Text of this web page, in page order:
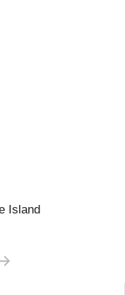
Island